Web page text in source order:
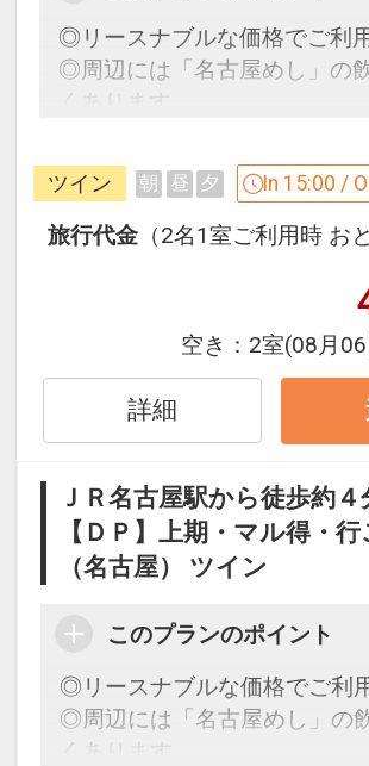
◎リースナブルな価格でご利
◎周辺には「名古屋めし」の
くあります。
「食事なしプラン」と「朝食
をご用意しています。
●「食事なしプラン」と「朝
の項目でご確認のうえ、
禁煙ルームプランと喫煙ルー
●「禁煙ルームプラン」と「
プラン」を掲載しています。
※ご覧のページがどちらかを
報】の項目でご確認のうえ、
進み下さい。
設定期間：2026年4月1日～
30日
インターネットコース番号：
ツイン 朝 昼 夕 In 15:00 /
旅行代金 （2名1室ご利用時 お
空き： 2室(08月
詳細
ＪＲ名古屋駅から徒歩約
【ＤＰ】上期・マル得・
（名古屋） ツイン
このプランのポイント
◎リースナブルな価格でご利
◎周辺には「名古屋めし」の
くあります。